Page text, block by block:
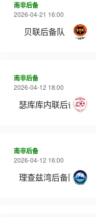
南非后备
2026-04-21 16:00
贝联后备队
南非后备
2026-04-12 18:00
瑟库库内联后备队
南非后备
2026-04-12 16:00
理查兹湾后备队